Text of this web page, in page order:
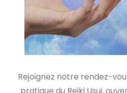
Rejoignez notre rendez-